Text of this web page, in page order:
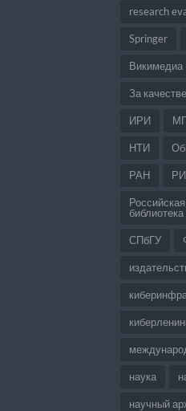
research
Springer
Викимедиа
За
ИРИ
НТИ
РАН
библиотека
СПбГУ
наука
научный